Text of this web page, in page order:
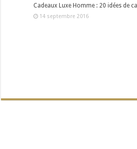
Cadeaux Luxe Homme : 20 idées de
14 septembre 2016